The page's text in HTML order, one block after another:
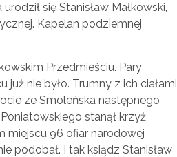
się Stanisław Małkowski,
Kapelan podziemnej
Przedmieściu. Pary
już nie było. Trumny z ich ciałami
ze Smoleńska następnego
stanął krzyż,
miejscu 96 ofiar narodowej
podobał. I tak ksiądz Stanisław